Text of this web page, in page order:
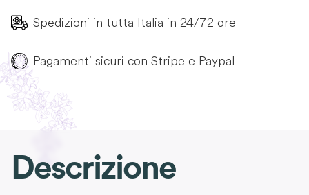
Spedizioni in tutta Italia in 24/72 ore
Pagamenti sicuri con Stripe e Paypal
Descrizione